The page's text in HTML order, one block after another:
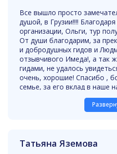
Все вышло просто
душой, в Грузии!!!!
организации, Ольги, тур
От души благодарим, за
и добродушных гидов и
отзывчивого Имеда!, а так
гидами, не удалось
очень, хорошие! Спасибо ,
семье, за его вклад в наше
Мне кажется , все вложили
чтобы нам все
Я, например, полюбила
Татьяна Яземова